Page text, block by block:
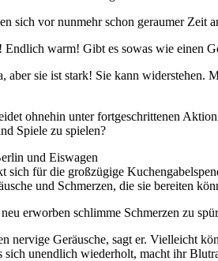
sich vor nunmehr schon geraumer Zeit
Endlich warm! Gibt es sowas wie einen
aber sie ist stark! Sie kann widerstehen.
ohnehin unter fortgeschrittenen
Spiele zu spielen?
und Eiswagen
sich für die großzügige
und Schmerzen, die sie bereiten
erworben schlimme Schmerzen zu
nervige Geräusche, sagt er. Vielleicht
sich unendlich wiederholt, macht ihr